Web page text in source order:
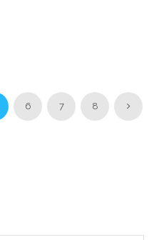
6 7 8